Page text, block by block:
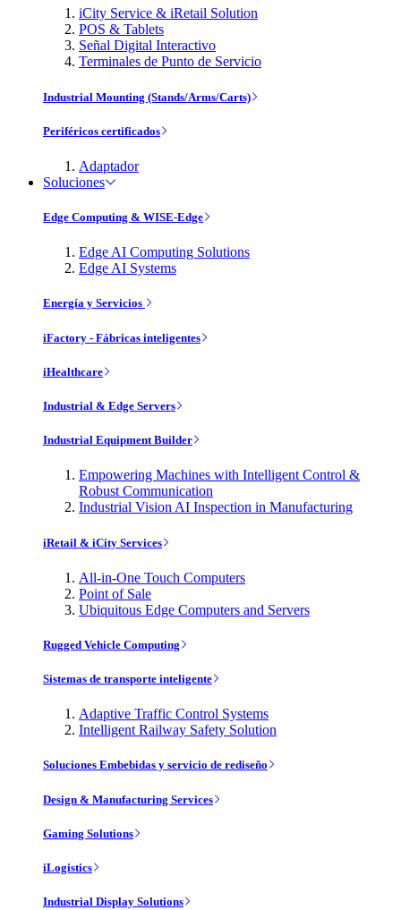
iCity Service & iRetail Solution
POS & Tablets
Señal Digital Interactivo
Terminales de Punto de Servicio
Industrial Mounting (Stands/Arms/Carts)
Periféricos certificados
Adaptador
Soluciones
Edge Computing & WISE-Edge
Edge AI Computing Solutions
Edge AI Systems
Energía y Servicios
iFactory - Fábricas inteligentes
iHealthcare
Industrial & Edge Servers
Industrial Equipment Builder
Empowering Machines with Intelligent Control &
Robust Communication
Industrial Vision AI Inspection in Manufacturing
iRetail & iCity Services
All-in-One Touch Computers
Point of Sale
Ubiquitous Edge Computers and Servers
Rugged Vehicle Computing
Sistemas de transporte inteligente
Adaptive Traffic Control Systems
Intelligent Railway Safety Solution
Soluciones Embebidas y servicio de rediseño
Design & Manufacturing Services
Gaming Solutions
iLogistics
Industrial Display Solutions